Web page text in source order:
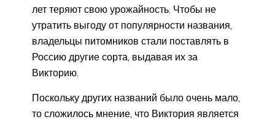
лет теряют свою урожайность. Чтобы не
утратить выгоду от популярности названия,
владельцы питомников стали поставлять в
Россию другие сорта, выдавая их за
Викторию.
Поскольку других названий было очень мало,
то сложилось мнение, что Виктория является